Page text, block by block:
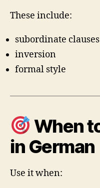
These include:
subordinate clauses
inversion
formal style
When
in German
Use it when: